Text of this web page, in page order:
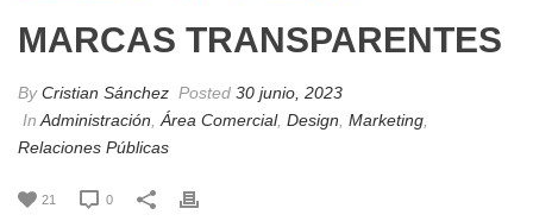
MARCAS TRANSPARENTES
ByCristian Sánchez Posted 30 junio, 2023
In Administración Área Comercial, Design Marketing
Relaciones Públicas
21 0